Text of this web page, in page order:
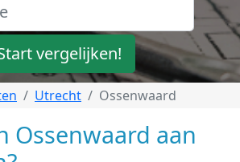
vergelijken!
Utrecht Ossenwaard
Ossenwaard aan